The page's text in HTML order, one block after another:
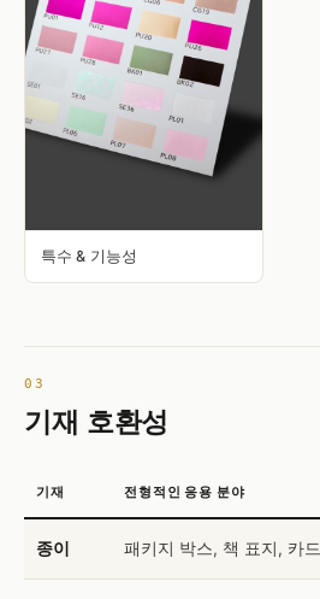
특수 & 기능성
기재 호환성
기재 전형적인 응용 분야
종이 패키지 박스, 책 표지, 카드